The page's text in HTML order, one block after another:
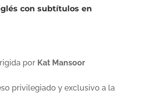
con subtítulos en
por Kat Mansoor
privilegiado y exclusivo a la